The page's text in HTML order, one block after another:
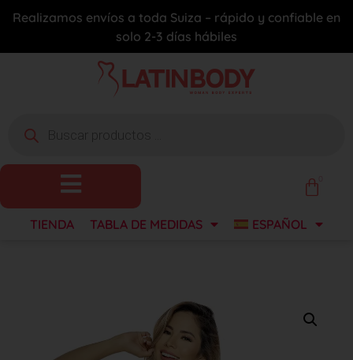
Realizamos envíos a toda Suiza – rápido y confiable en
solo 2-3 días hábiles
TIENDA TABLA DE MEDIDAS ESPAÑOL